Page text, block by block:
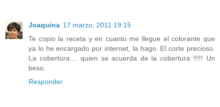
Joaquina 17 marzo, 2011 19:15
Te copio la receta y en cuanto me llegue el colorante que
ya lo he encargado por internet, la hago. El corte precioso.
La cobertura.... quien se acuerda de la cobertura !!!!! Un
beso.
Responder